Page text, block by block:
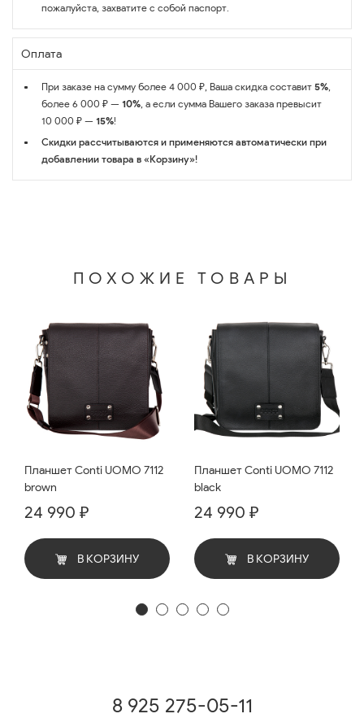
пожалуйста, захватите с собой паспорт.
Оплата
При заказе на сумму более 4 000 ₽, Ваша скидка составит 5%,
более 6 000 ₽ — 10%, а если сумма Вашего заказа превысит
10 000 ₽ — 15%!
Скидки рассчитываются и применяются автоматически при
добавлении товара в «Корзину»!
ПОХОЖИЕ ТОВАРЫ
Планшет Conti UOMO 7112
brown
24 990 ₽
В КОРЗИНУ
Планшет Conti UOMO 7112
black
24 990 ₽
В КОРЗИНУ
8 925 275-05-11